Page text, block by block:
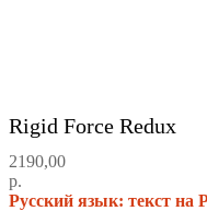
Rigid Force Redux
2190,00
р.
Русский язык: текст на